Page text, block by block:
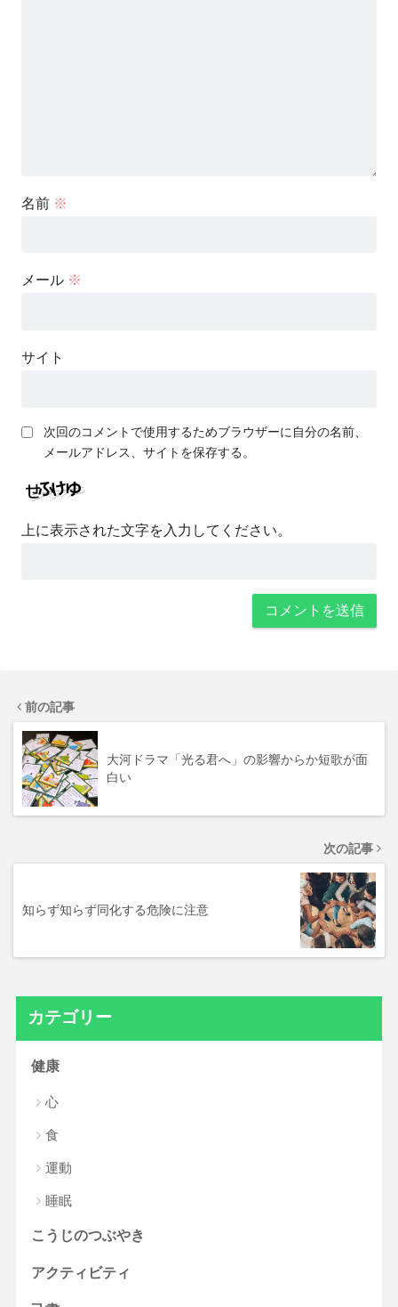
名前 ※
メール ※
サイト
次回のコメントで使用するためブラウザーに自分の名前、
メールアドレス、サイトを保存する。
上に表示された文字を入力してください。
前の記事
大河ドラマ「光る君へ」の影響からか短歌が面
白い
次の記事
知らず知らず同化する危険に注意
カテゴリー
健康
心
食
運動
睡眠
こうじのつぶやき
アクティビティ